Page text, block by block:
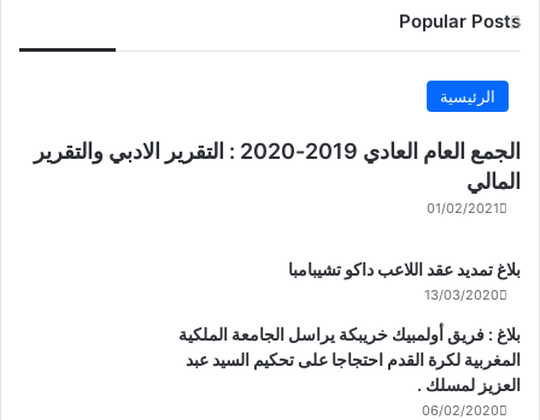
Popular Posts
الرئيسية
الجمع العام العادي 2019-2020 : التقرير الادبي والتقرير
المالي
01/02/2021
بلاغ تمديد عقد اللاعب داكو تشيبامبا
13/03/2020
بلاغ : فريق أولمبيك خريبكة يراسل الجامعة الملكية
المغربية لكرة القدم احتجاجا على تحكيم السيد عبد
العزيز لمسلك .
06/02/2020